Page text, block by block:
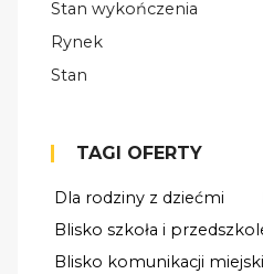
Stan wykończenia
Rynek
Stan
TAGI OFERTY
Dla rodziny z dziećmi
Blisko szkoła i
Blisko komunikacji